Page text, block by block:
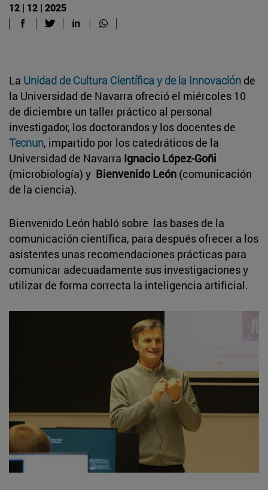
12 | 12 | 2025
La Unidad de Cultura Científica y de la Innovación de
la Universidad de Navarra ofreció el miércoles 10
de diciembre un taller práctico al personal
investigador, los doctorandos y los docentes de
Tecnun, impartido por los catedráticos de la
Universidad de Navarra Ignacio López-Goñi
(microbiología) y Bienvenido León (comunicación
de la ciencia).
Bienvenido León habló sobre las bases de la
comunicación científica, para después ofrecer a los
asistentes unas recomendaciones prácticas para
comunicar adecuadamente sus investigaciones y
utilizar de forma correcta la inteligencia artificial.